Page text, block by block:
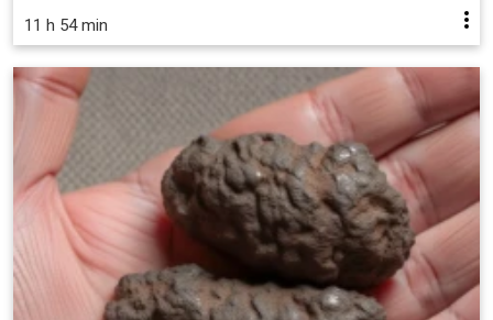
11 h 54 min